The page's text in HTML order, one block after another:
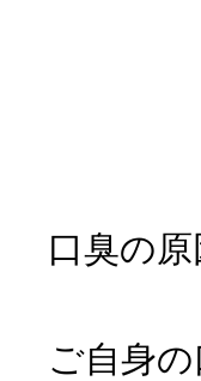
口臭の
ご自身